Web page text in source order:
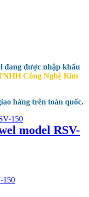
đang được nhập khẩu
Công Nghệ Kim
hàng trên toàn quốc.
model RSV-
150